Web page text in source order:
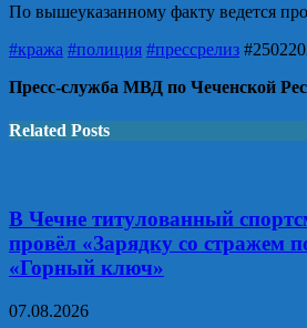
По вышеуказанному факту ведется
#кража #полиция #прессрелиз
Пресс-служба МВД по Чеченской
Related Posts
В Чечне титулованный
провёл «Зарядку со стражем
«Горный ключ»
07.08.2026